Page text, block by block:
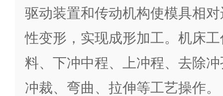
驱动装置和传动机构使模具相
性变形，实现成形加工。机床
料、下冲中程、上冲程、去除
冲裁、弯曲、拉伸等工艺操作。